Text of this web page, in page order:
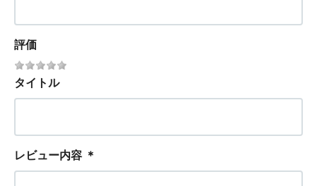
評価
タイトル
レビュー内容 ＊